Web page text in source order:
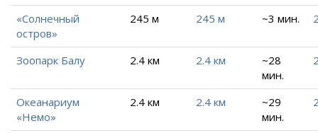
«Солнечный
остров»
245 м 245 м ~3 мин.
Зоопарк Балу 2.4 км 2.4 км
~28
мин.
Океанариум
«Немо»
2.4 км 2.4 км
~29
мин.